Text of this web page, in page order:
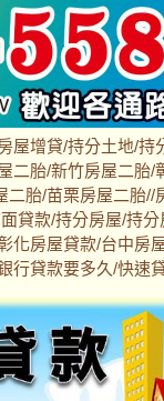
屋增貸/持分土地/
二胎/新竹房屋二
二胎/苗栗房屋二胎
貸款/持分房屋/持
化房屋貸款/台中房
行貸款要多久/快速